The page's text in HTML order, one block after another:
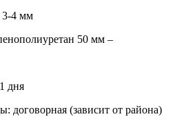
3-4 мм
50 мм –
дня
договорная (зависит от района)